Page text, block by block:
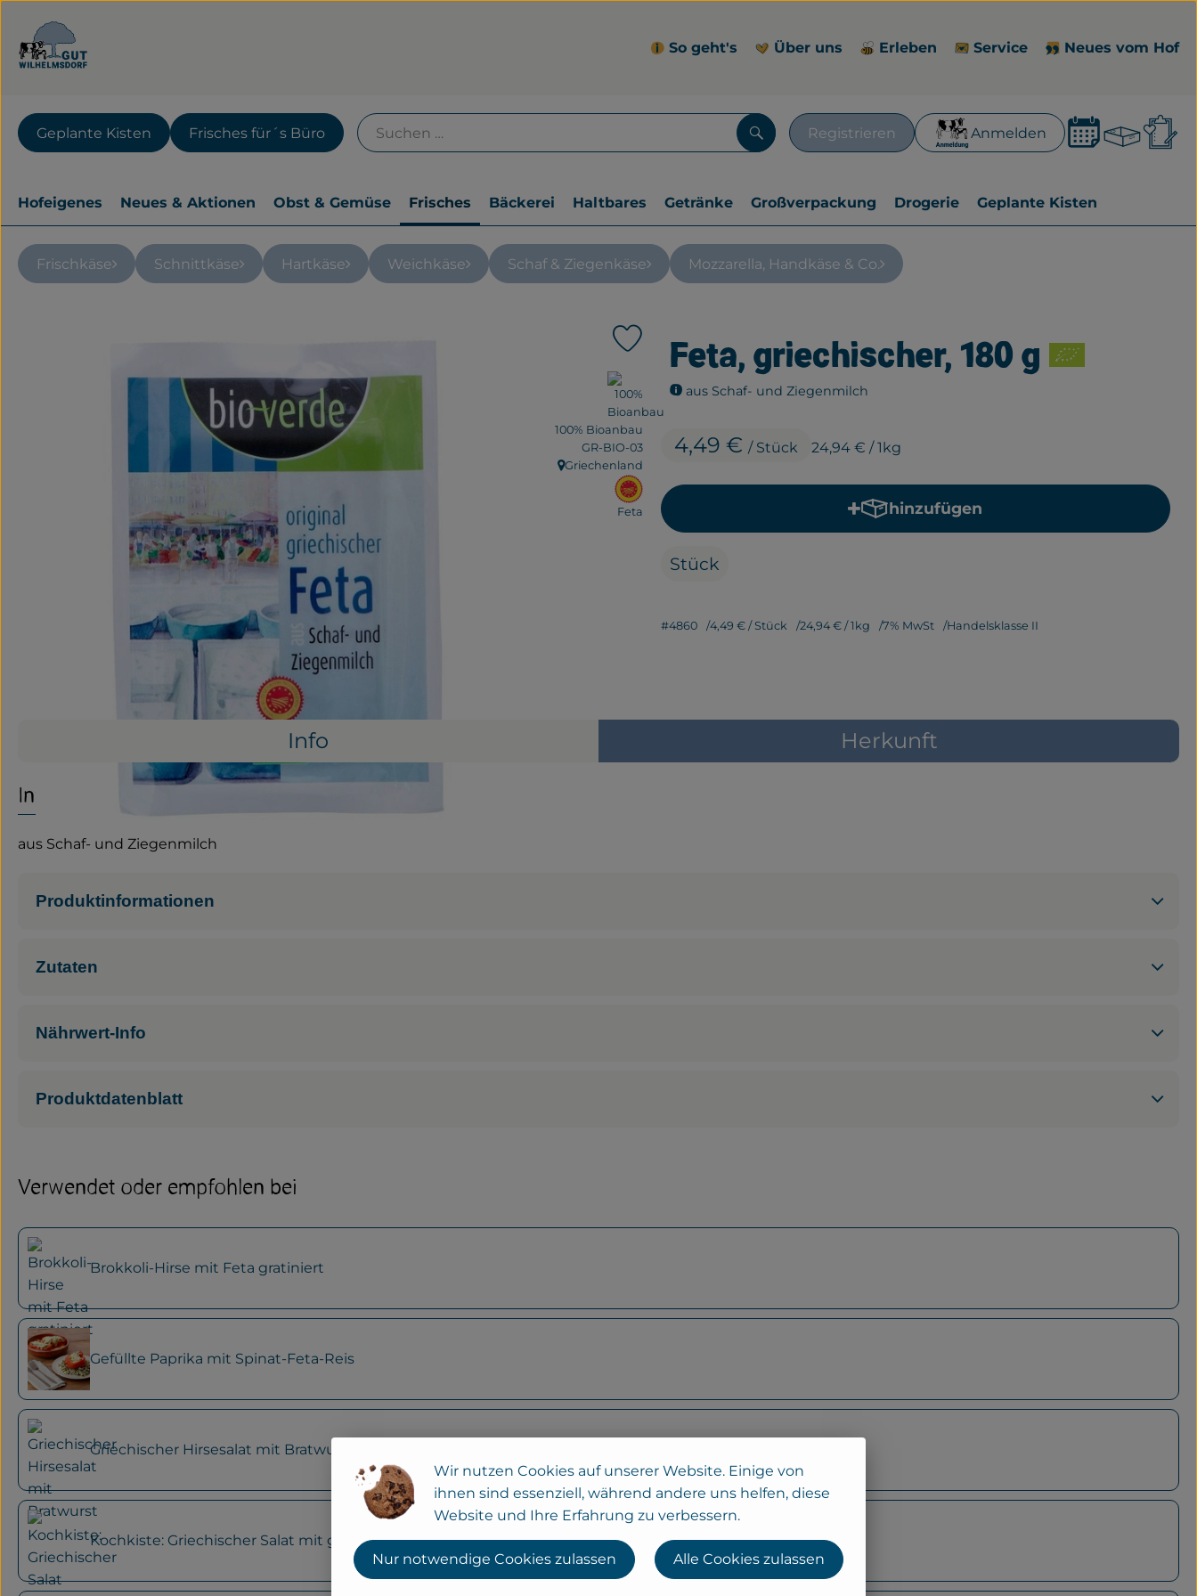
So geht's Über uns Erleben Service Neues vom Hof
Registrieren Anmelden
Suchen
Geplante Kisten Frisches für´s Büro
Hofeigenes Neues & Aktionen Obst & Gemüse Frisches Bäckerei Haltbares Getränke Großverpackung Drogerie Geplante Kisten
Frischkäse Schnittkäse Hartkäse Weichkäse Schaf & Ziegenkäse Mozzarella, Handkäse & Co.
Feta, griechischer, 180 g
aus Schaf- und Ziegenmilch
4,49 € / Stück 24,94 € / 1kg
Produkt zu Favouriten hinzufügen
, Verband:
100% Bioanbau
, Kontrollstelle:
GR-BIO-03
, Herkunft:
Griechenland
, EU Herkunft:
Feta hinzufügen
Produkt zum Warenkorb hinzufügen
Stück
#4860 4,49 € / Stück 24,94 € / 1kg 7% MwSt Handelsklasse II
Info Herkunft
Info
aus Schaf- und Ziegenmilch
Produktinformationen
Zutaten
Nährwert-Info
Produktdatenblatt
Verwendet oder empfohlen bei
Brokkoli-Hirse mit Feta gratiniert
Gefüllte Paprika mit Spinat-Feta-Reis
Griechischer Hirsesalat mit Bratwurst
Kochkiste: Griechischer Salat mit gebratenem Feta
Wir nutzen Cookies auf unserer Website. Einige von
ihnen sind essenziell, während andere uns helfen, diese
Website und Ihre Erfahrung zu verbessern.
Nur notwendige Cookies zulassen Alle Cookies zulassen